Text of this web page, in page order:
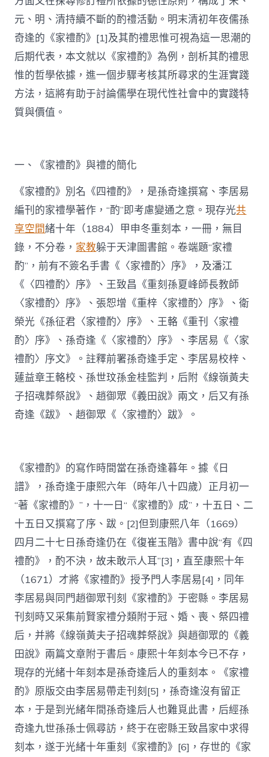
元、明、清持續不斷的酌禮活動。明末清初年夜儒孫
奇逢的《家禮酌》[1]及其酌禮思惟可視為這一思潮的
后期代表，本文就以《家禮酌》為例，剖析其酌禮思
惟的哲學依據，進一個步驟考核其所尋求的生涯實踐
方法，這將有助于討論儒學在現代性社會中的實踐特
質與價值。
一、《家禮酌》與禮的簡化
《家禮酌》別名《四禮酌》，是孫奇逢撰寫、李居易
編刊的家禮學著作，“酌”即考慮變通之意。現存光共
享空間緒十年（1884）甲申冬重刻本，一冊，無目
錄，不分卷， 家教躲于天津圖書館。卷端題“家禮
酌”，前有不簽名手書《〈家禮酌〉序》，及潘江
《〈四禮酌〉序》、王致昌《重刻孫夏峰師長教師
〈家禮酌〉序》、張恕增《重梓〈家禮酌〉序》、衛
榮光《孫征君〈家禮酌〉序》、王輅《重刊〈家禮
酌〉序》、孫奇逢《〈家禮酌〉序》、李居易《〈家
禮酌〉序文》。註釋前署孫奇逢手定、李居易校梓、
蘧益章王輅校、孫世玟孫金桂監判，后附《線嶺黃夫
子招魂葬祭說》、趙御眾《義田說》兩文，后又有孫
奇逢《跋》、趙御眾《〈家禮酌〉跋》。
《家禮酌》的寫作時間當在孫奇逢暮年。據《日
譜》，孫奇逢于康熙六年（時年八十四歲）正月初一
“著《家禮酌》”，十一日“《家禮酌》成”，十五日、二
十五日又撰寫了序、跋。[2]但到康熙八年（1669）
四月二十七日孫奇逢仍在《復崔玉階》書中說“有《四
禮酌》，酌不決，故未敢示人耳”[3]，直至康熙十年
（1671）才將《家禮酌》授予門人李居易[4]，同年
李居易與同門趙御眾刊刻《家禮酌》于密縣。李居易
刊刻時又采集前賢家禮分類附于冠、婚、喪、祭四禮
后，并將《線嶺黃夫子招魂葬祭說》與趙御眾的《義
田說》兩篇文章附于書后。康熙十年刻本今已不存，
現存的光緒十年刻本是孫奇逢后人的重刻本。《家禮
酌》原版交由李居易帶走刊刻[5]，孫奇逢沒有留正
本，于是到光緒年間孫奇逢后人也難覓此書，后經孫
奇逢九世孫孫士佩尋訪，終于在密縣王致昌家中求得
刻本，遂于光緒十年重刻《家禮酌》[6]，存世的《家